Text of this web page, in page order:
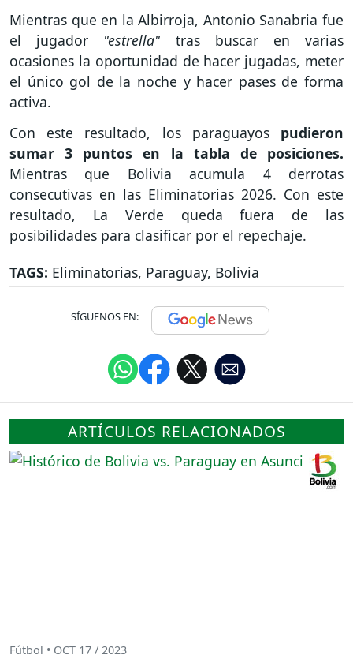
Mientras que en la Albirroja, Antonio Sanabria fue
el jugador "estrella" tras buscar en varias
ocasiones la oportunidad de hacer jugadas, meter
el único gol de la noche y hacer pases de forma
activa.
Con este resultado, los paraguayos pudieron
sumar 3 puntos en la tabla de posiciones.
Mientras que Bolivia acumula 4 derrotas
consecutivas en las Eliminatorias 2026. Con este
resultado, La Verde queda fuera de las
posibilidades para clasificar por el repechaje.
TAGS: Eliminatorias, Paraguay, Bolivia
SÍGUENOS EN:
ARTÍCULOS RELACIONADOS
Fútbol • OCT 17 / 2023